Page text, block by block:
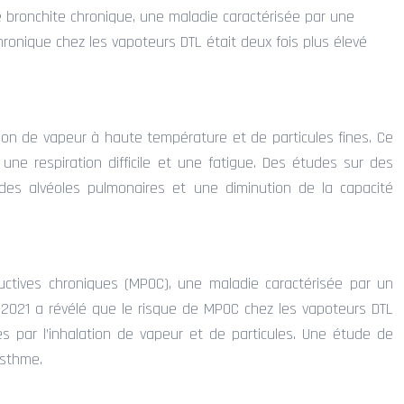
chronique, une maladie caractérisée par une
chez les vapoteurs DTL était deux fois plus élevé
de vapeur à haute température et de particules fines. Ce
respiration difficile et une fatigue. Des études sur des
alvéoles pulmonaires et une diminution de la capacité
chroniques (MPOC), une maladie caractérisée par un
a révélé que le risque de MPOC chez les vapoteurs DTL
par l’inhalation de vapeur et de particules. Une étude de